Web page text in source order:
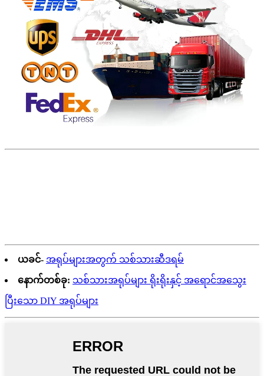
ယခင်- အရုပ်များအတွက် သစ်သားဆီဒရမ်
နောက်တစ်ခု: သစ်သားအရုပ်များ ရိုးရိုးနှင့် အရောင်အသွေး
ပြီးသော DIY အရုပ်များ